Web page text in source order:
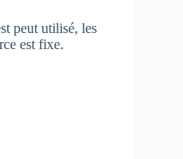
peut utilisé, les
est fixe.